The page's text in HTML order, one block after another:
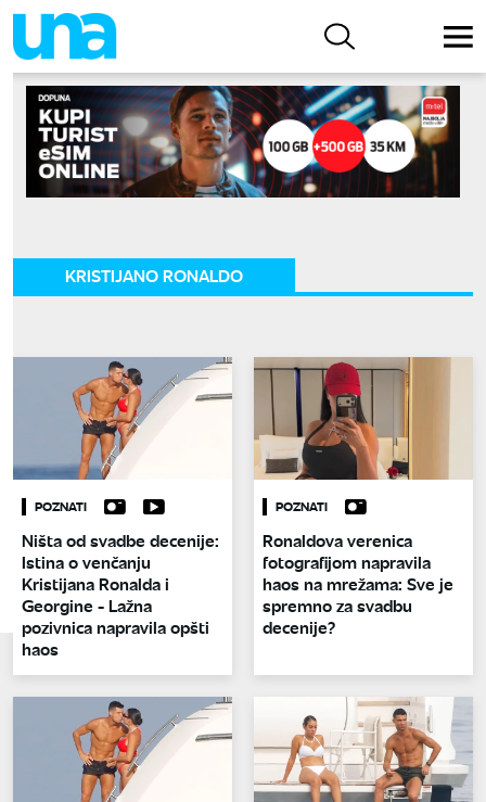
KRISTIJANO RONALDO
POZNATI
Ništa od svadbe decenije:
Istina o venčanju
Kristijana Ronalda i
Georgine - Lažna
pozivnica napravila opšti
haos
POZNATI
Ronaldova verenica
fotografijom napravila
haos na mrežama: Sve je
spremno za svadbu
decenije?